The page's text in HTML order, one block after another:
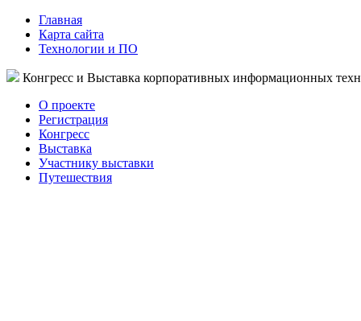
Главная
Карта сайта
Технологии и ПО
Конгресс и Выставка корпоративных информационных
О проекте
Регистрация
Конгресс
Выставка
Участнику выставки
Путешествия